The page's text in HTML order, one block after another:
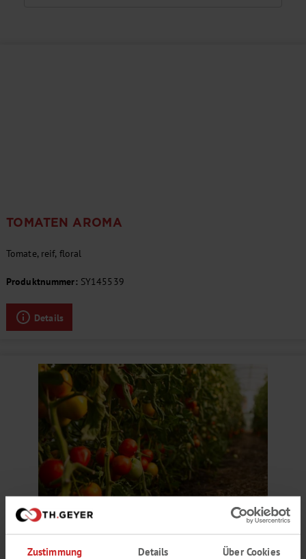
Zustimmung Details Über Cookies
TOMATEN AROMA
Tomate, reif, floral
Produktnummer: SY145539
Details
TOMATEN AROMA TYP FRUCHTIG